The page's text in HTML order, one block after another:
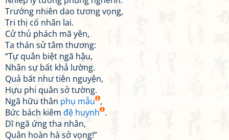
Trướng nhiên dao tương vọng,
Tri thị cố nhân lai.
Cử thủ phách mã yên,
Ta thán sử tâm thương:
“Tự quân biệt ngã hậu,
Nhân sự bất khả lường.
Quả bất như tiên nguyện,
Hựu phi quân sở tường.
Ngã hữu thân phụ mẫu ,
Bức bách kiêm đệ huynh .
Dĩ ngã ứng tha nhân,
Quân hoàn hà sở vọng!”